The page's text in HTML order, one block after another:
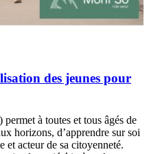
des jeunes pour
à toutes et tous âgés de
horizons, d’apprendre sur soi
et acteur de sa citoyenneté.